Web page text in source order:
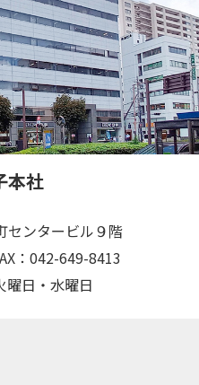
本社
ンタービル９階
：042-649-8413
曜日・水曜日